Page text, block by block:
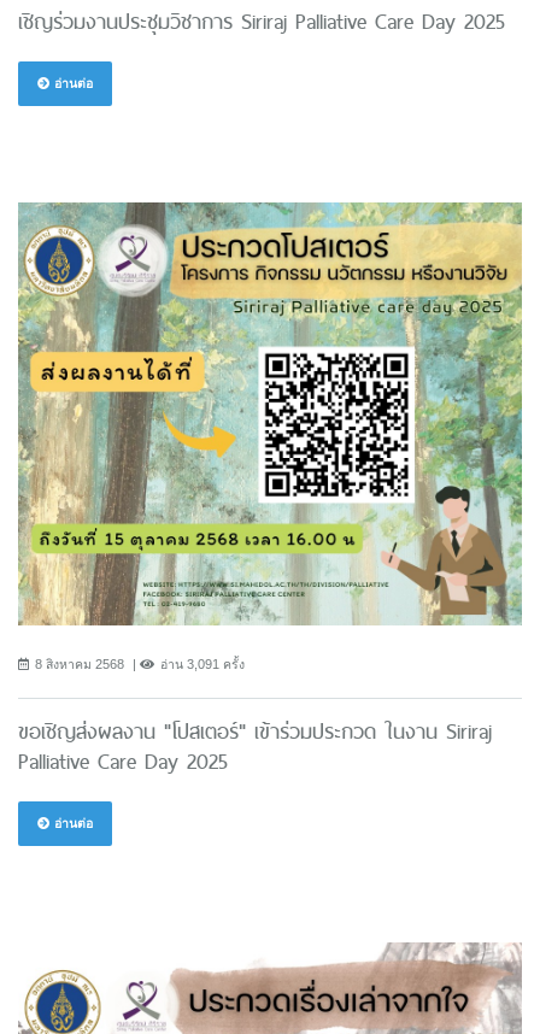
เชิญร่วมงานประชุมวิชาการ Siriraj Palliative Care Day 2025
อ่านต่อ
8 สิงหาคม 2568 อ่าน 3,091 ครั้ง
ขอเชิญส่งผลงาน "โปสเตอร์" เข้าร่วมประกวด ในงาน Siriraj
Palliative Care Day 2025
อ่านต่อ